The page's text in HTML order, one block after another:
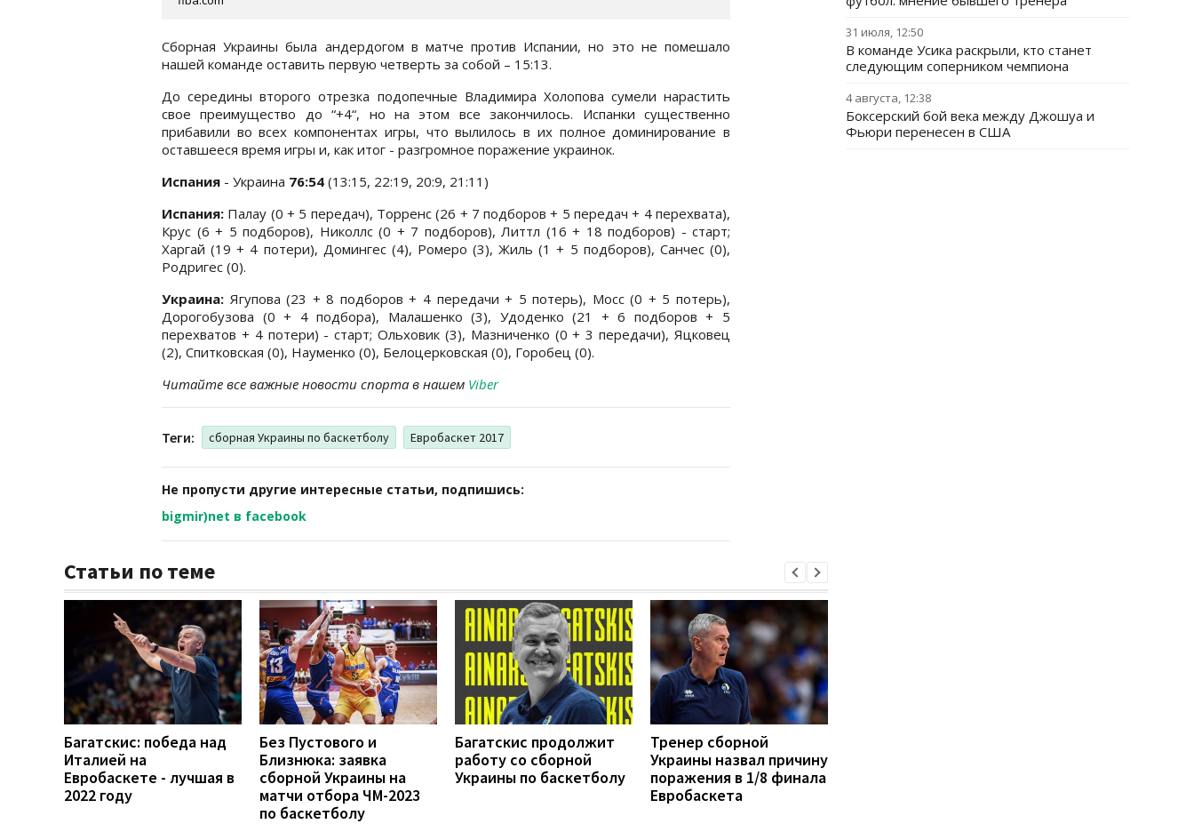
Сборная Украины была андердогом в матче против Испании, но это не помешало
нашей команде оставить первую четверть за собой – 15:13.
До середины второго отрезка подопечные Владимира Холопова сумели нарастить
свое преимущество до “+4“, но на этом все закончилось. Испанки существенно
прибавили во всех компонентах игры, что вылилось в их полное доминирование в
оставшееся время игры и, как итог - разгромное поражение украинок.
Испания - Украина 76:54 (13:15, 22:19, 20:9, 21:11)
Испания: Палау (0 + 5 передач), Торренс (26 + 7 подборов + 5 передач + 4 перехвата),
Крус (6 + 5 подборов), Николлс (0 + 7 подборов), Литтл (16 + 18 подборов) - старт;
Харгай (19 + 4 потери), Домингес (4), Ромеро (3), Жиль (1 + 5 подборов), Санчес (0),
Родригес (0).
Украина: Ягупова (23 + 8 подборов + 4 передачи + 5 потерь), Мосс (0 + 5 потерь),
Дорогобузова (0 + 4 подбора), Малашенко (3), Удоденко (21 + 6 подборов + 5
перехватов + 4 потери) - старт; Ольховик (3), Мазниченко (0 + 3 передачи), Яцковец
(2), Спитковская (0), Науменко (0), Белоцерковская (0), Горобец (0).
Читайте все важные новости спорта в нашем Viber
Теги: сборная Украины по баскетболу Евробаскет 2017
Не пропусти другие интересные статьи, подпишись:
bigmir)net в facebook
Статьи по теме
Багатскис: победа над
Италией на
Евробаскете - лучшая в
2022 году
Без Пустового и
Близнюка: заявка
сборной Украины на
матчи отбора ЧМ-2023
по баскетболу
Багатскис продолжит
работу со сборной
Украины по баскетболу
Тренер сборной
Украины назвал причину
поражения в 1/8 финала
Евробаскета
31 июля, 12:50
В команде Усика раскрыли, кто станет
следующим соперником чемпиона
4 августа, 12:38
Боксерский бой века между Джошуа и
Фьюри перенесен в США